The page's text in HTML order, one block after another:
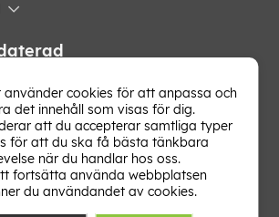
hetaste erbjudandena och
oss direkt i din mejlkorg. Signa upp på
använder cookies för att anpassa och
det innehåll som visas för dig.
att du accepterar samtliga typer
för att du ska få bästa tänkbara
när du handlar hos oss.
fortsätta använda webbplatsen
du användandet av cookies.